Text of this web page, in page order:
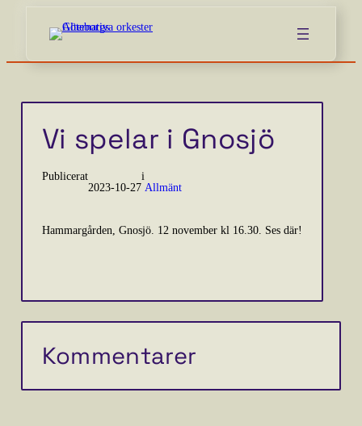
Vi spelar i Gnosjö
Publicerat
2023-10-27
i
Allmänt
Hammargården, Gnosjö. 12 november kl 16.30. Ses där!
Kommentarer